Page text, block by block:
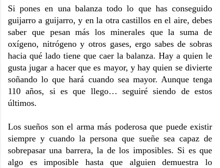
Si pones en una balanza todo lo que has conseguido
guijarro a guijarro, y en la otra castillos en el aire, debes
saber que pesan más los minerales que la suma de
oxígeno, nitrógeno y otros gases, ergo sabes de sobras
hacia qué lado tiene que caer la balanza. Hay a quien le
gusta jugar a hacer que es mayor, y hay quien se divierte
soñando lo que hará cuando sea mayor. Aunque tenga
110 años, si es que llego… seguiré siendo de estos
últimos.
Los sueños son el arma más poderosa que puede existir
siempre y cuando la persona que sueñe sea capaz de
sobrepasar una barrera, la de los imposibles. Si es que
algo es imposible hasta que alguien demuestra lo